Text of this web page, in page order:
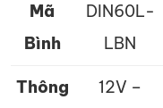
Mã
Bình
DIN60L-
LBN
Thông
12V –